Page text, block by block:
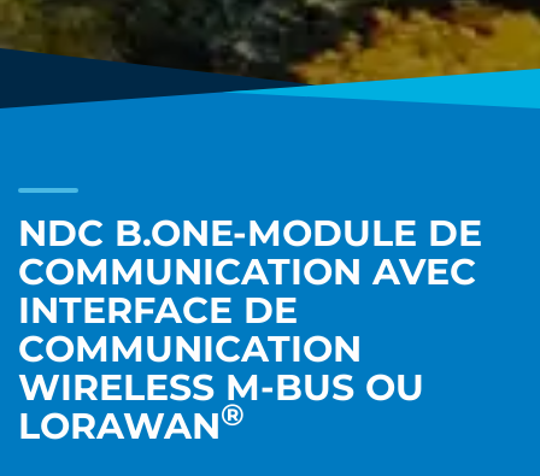
NDC B.ONE-MODULE DE
COMMUNICATION AVEC
INTERFACE DE
COMMUNICATION
WIRELESS M-BUS OU
LORAWAN®